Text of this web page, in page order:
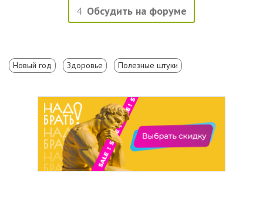
4 Обсудить на форуме
Новый год Здоровье Полезные штуки